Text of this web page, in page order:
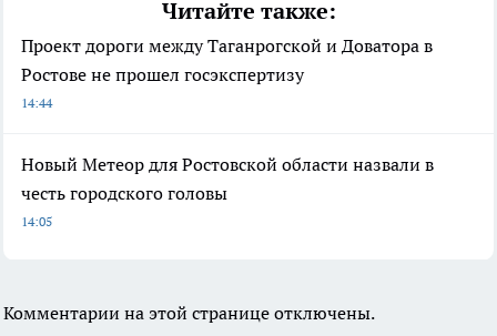
Читайте также:
Проект дороги между Таганрогской и Доватора в
Ростове не прошел госэкспертизу
14:44
Новый Метеор для Ростовской области назвали в
честь городского головы
14:05
Комментарии на этой странице отключены.